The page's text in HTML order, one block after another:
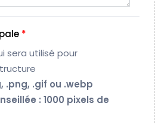
*
sera utilisé pour
.png, .gif ou .webp
: 1000 pixels de